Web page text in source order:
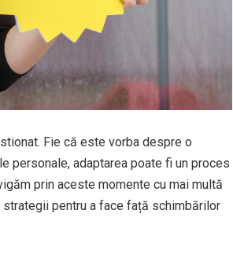
Fie că este vorba despre o
personale, adaptarea poate fi un proces
prin aceste momente cu mai multă
pentru a face față schimbărilor